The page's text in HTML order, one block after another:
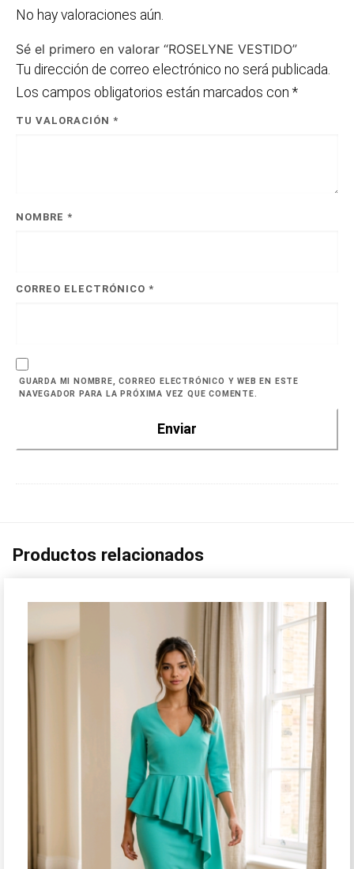
No hay valoraciones aún.
Sé el primero en valorar “ROSELYNE VESTIDO”
Tu dirección de correo electrónico no será publicada.
Los campos obligatorios están marcados con *
TU VALORACIÓN *
NOMBRE *
CORREO ELECTRÓNICO *
GUARDA MI NOMBRE, CORREO ELECTRÓNICO Y WEB EN ESTE
NAVEGADOR PARA LA PRÓXIMA VEZ QUE COMENTE.
Productos relacionados
¡Oferta!